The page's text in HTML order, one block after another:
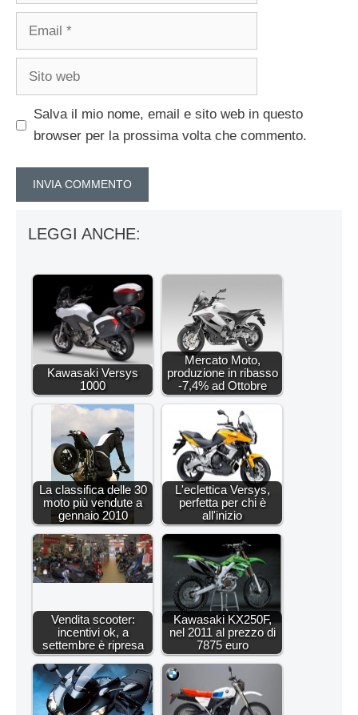
Email
Sito
Salva il mio nome, email e sito web in questo
browser per la prossima volta che commento.
LEGGI ANCHE:
Kawasaki Versys
1000
Mercato Moto,
produzione in ribasso
-7,4% ad Ottobre
La classifica delle 30
moto più vendute a
gennaio 2010
L'eclettica Versys,
perfetta per chi è
all'inizio
Vendita scooter:
incentivi ok, a
settembre è ripresa
Kawasaki KX250F,
nel 2011 al prezzo di
7875 euro